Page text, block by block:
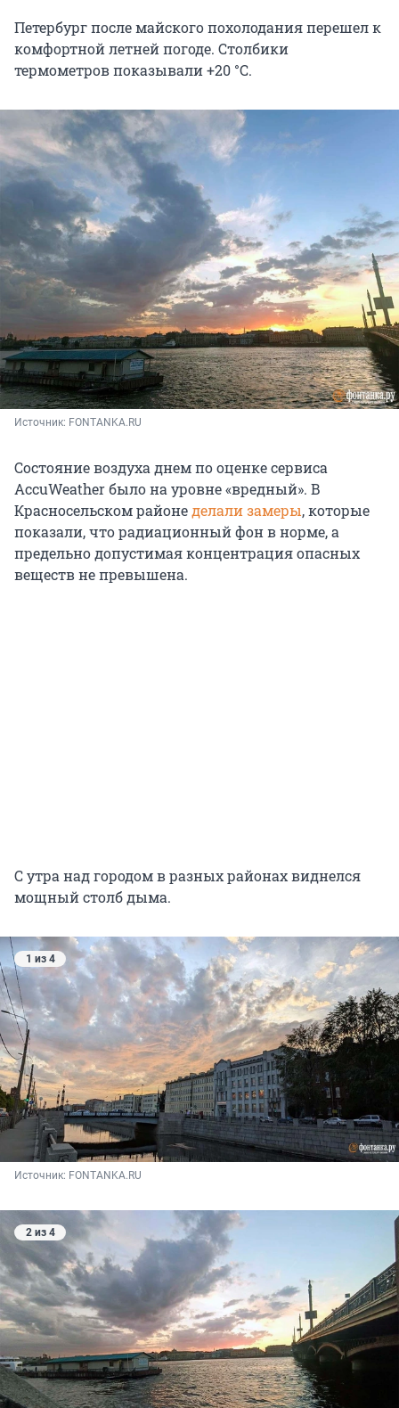
Петербург после майского похолодания перешел к
комфортной летней погоде. Столбики
термометров показывали+20 °C.
Источник: FONTANKA.RU
Состояние воздуха днем по оценке сервиса
AccuWeather было на уровне «вредный». В
Красносельском районеделали замеры, которые
показали, что радиационный фон в норме, а
предельно допустимая концентрация опасных
веществ не превышена.
С утра над городом в разных районах виднелся
мощный столб дыма.
1 из 4
Источник: FONTANKA.RU
2 из 4